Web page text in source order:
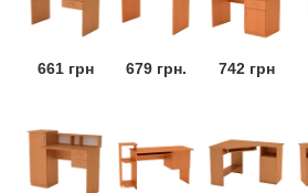
661 грн 679 грн. 742 грн